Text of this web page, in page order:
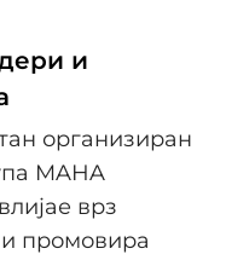
и
организиран
MAHA
врз
промовира